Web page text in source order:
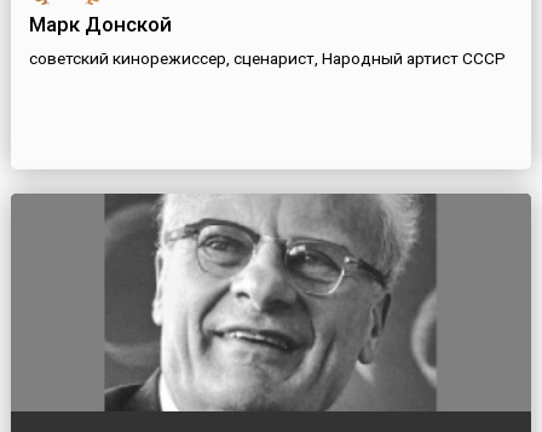
Марк Донской
советский кинорежиссер, сценарист, Народный артист СССР